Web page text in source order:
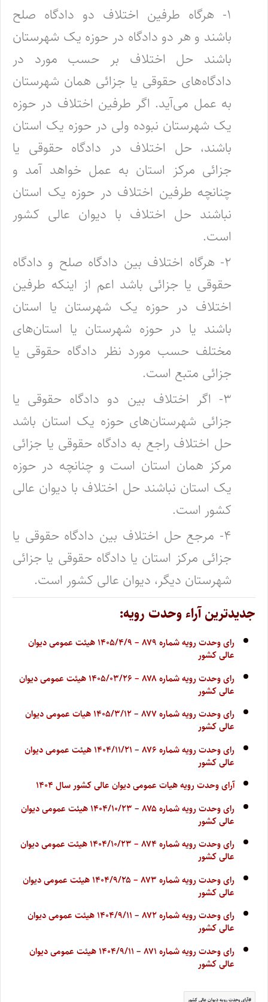
۱- هرگاه طرفین اختلاف دو دادگاه صلح
باشند و هر دو دادگاه در حوزه یک شهرستان
باشند حل اختلاف بر حسب مورد در
دادگاه‌های حقوقی یا جزائی همان شهرستان
به عمل می‌آید. اگر طرفین اختلاف در حوزه
یک شهرستان نبوده ولی در حوزه یک استان
باشند، حل اختلاف در دادگاه حقوقی یا
جزائی مرکز استان به عمل خواهد آمد و
چنانچه طرفین اختلاف در حوزه یک استان
نباشند حل اختلاف با دیوان عالی کشور
است.
۲- هرگاه اختلاف بین دادگاه صلح و دادگاه
حقوقی یا جزائی باشد اعم از اینکه طرفین
اختلاف در حوزه یک شهرستان یا استان
باشند یا در حوزه شهرستان یا استان‌های
مختلف حسب مورد نظر دادگاه حقوقی یا
جزائی متبع است.
۳- اگر اختلاف بین دو دادگاه حقوقی یا
جزائی شهرستان‌های حوزه یک استان باشد
حل اختلاف راجع به دادگاه حقوقی یا جزائی
مرکز همان استان است و چنانچه در حوزه
یک استان نباشند حل اختلاف با دیوان عالی
کشور است.
۴- مرجع حل اختلاف بین دادگاه حقوقی یا
جزائی مرکز استان یا دادگاه حقوقی یا جزائی
شهرستان دیگر، دیوان عالی کشور است.
جدیدترین آراء وحدت رویه:
رای وحدت رویه شماره ۸۷۹ – ۱۴۰۵/۴/۹ هیئت عمومی دیوان
عالی کشور
رای وحدت رویه شماره ۸۷۸ – ۱۴۰۵/۰۳/۲۶ هیئت عمومی دیوان
عالی کشور
رای وحدت رویه شماره ۸۷۷ – ۱۴۰۵/۳/۱۲ هیات عمومی دیوان
عالی کشور
رای وحدت رویه شماره ۸۷۶ – ۱۴۰۴/۱۱/۲۱ هیئت عمومی دیوان
عالی کشور
آرای وحدت رویه هیات عمومی دیوان عالی کشور سال ۱۴۰۴
رای وحدت رویه شماره ۸۷۵ – ۱۴۰۴/۱۰/۲۳ هیئت عمومی دیوان
عالی کشور
رای وحدت رویه شماره ۸۷۴ – ۱۴۰۴/۱۰/۲۳ هیئت عمومی دیوان
عالی کشور
رای وحدت رویه شماره ۸۷۳ – ۱۴۰۴/۹/۲۵ هیئت عمومی دیوان
عالی کشور
رای وحدت رویه شماره ۸۷۲ – ۱۴۰۴/۹/۱۱ هیئت عمومی دیوان
عالی کشور
رای وحدت رویه شماره ۸۷۱ – ۱۴۰۴/۹/۱۱ هیئت عمومی دیوان
عالی کشور
آرای وحدت رویه دیوان عالی کشور